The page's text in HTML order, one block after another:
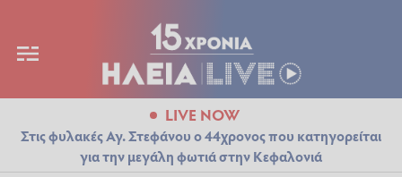
LIVE NOW
Στις φυλακές Αγ. Στεφάνου ο 44χρονος που κατηγορείται
για την μεγάλη φωτιά στην Κεφαλονιά